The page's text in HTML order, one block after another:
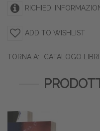
RICHIEDI
ADD TO WISHLIST
TORNA A: CATALOGO LIBRI